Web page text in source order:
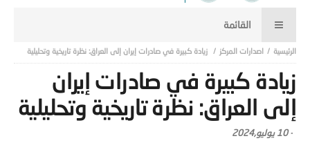
اصدارات المركز زيادة كبيرة في صادرات إيران إلى العراق: نظرة تاريخية وتحليلية
زيادة كبيرة في صادرات إيران
إلى العراق: نظرة تاريخية وتحليلية
-10 يوليو,2024